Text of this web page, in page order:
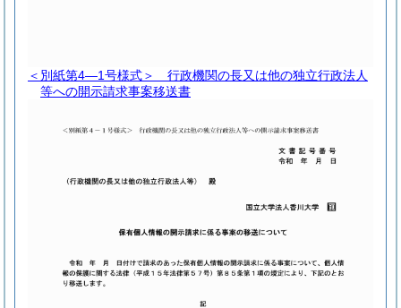
＜別紙第4―1号様式＞
行政機関の長又は他の独立行政法人
等への開示請求事案移送書